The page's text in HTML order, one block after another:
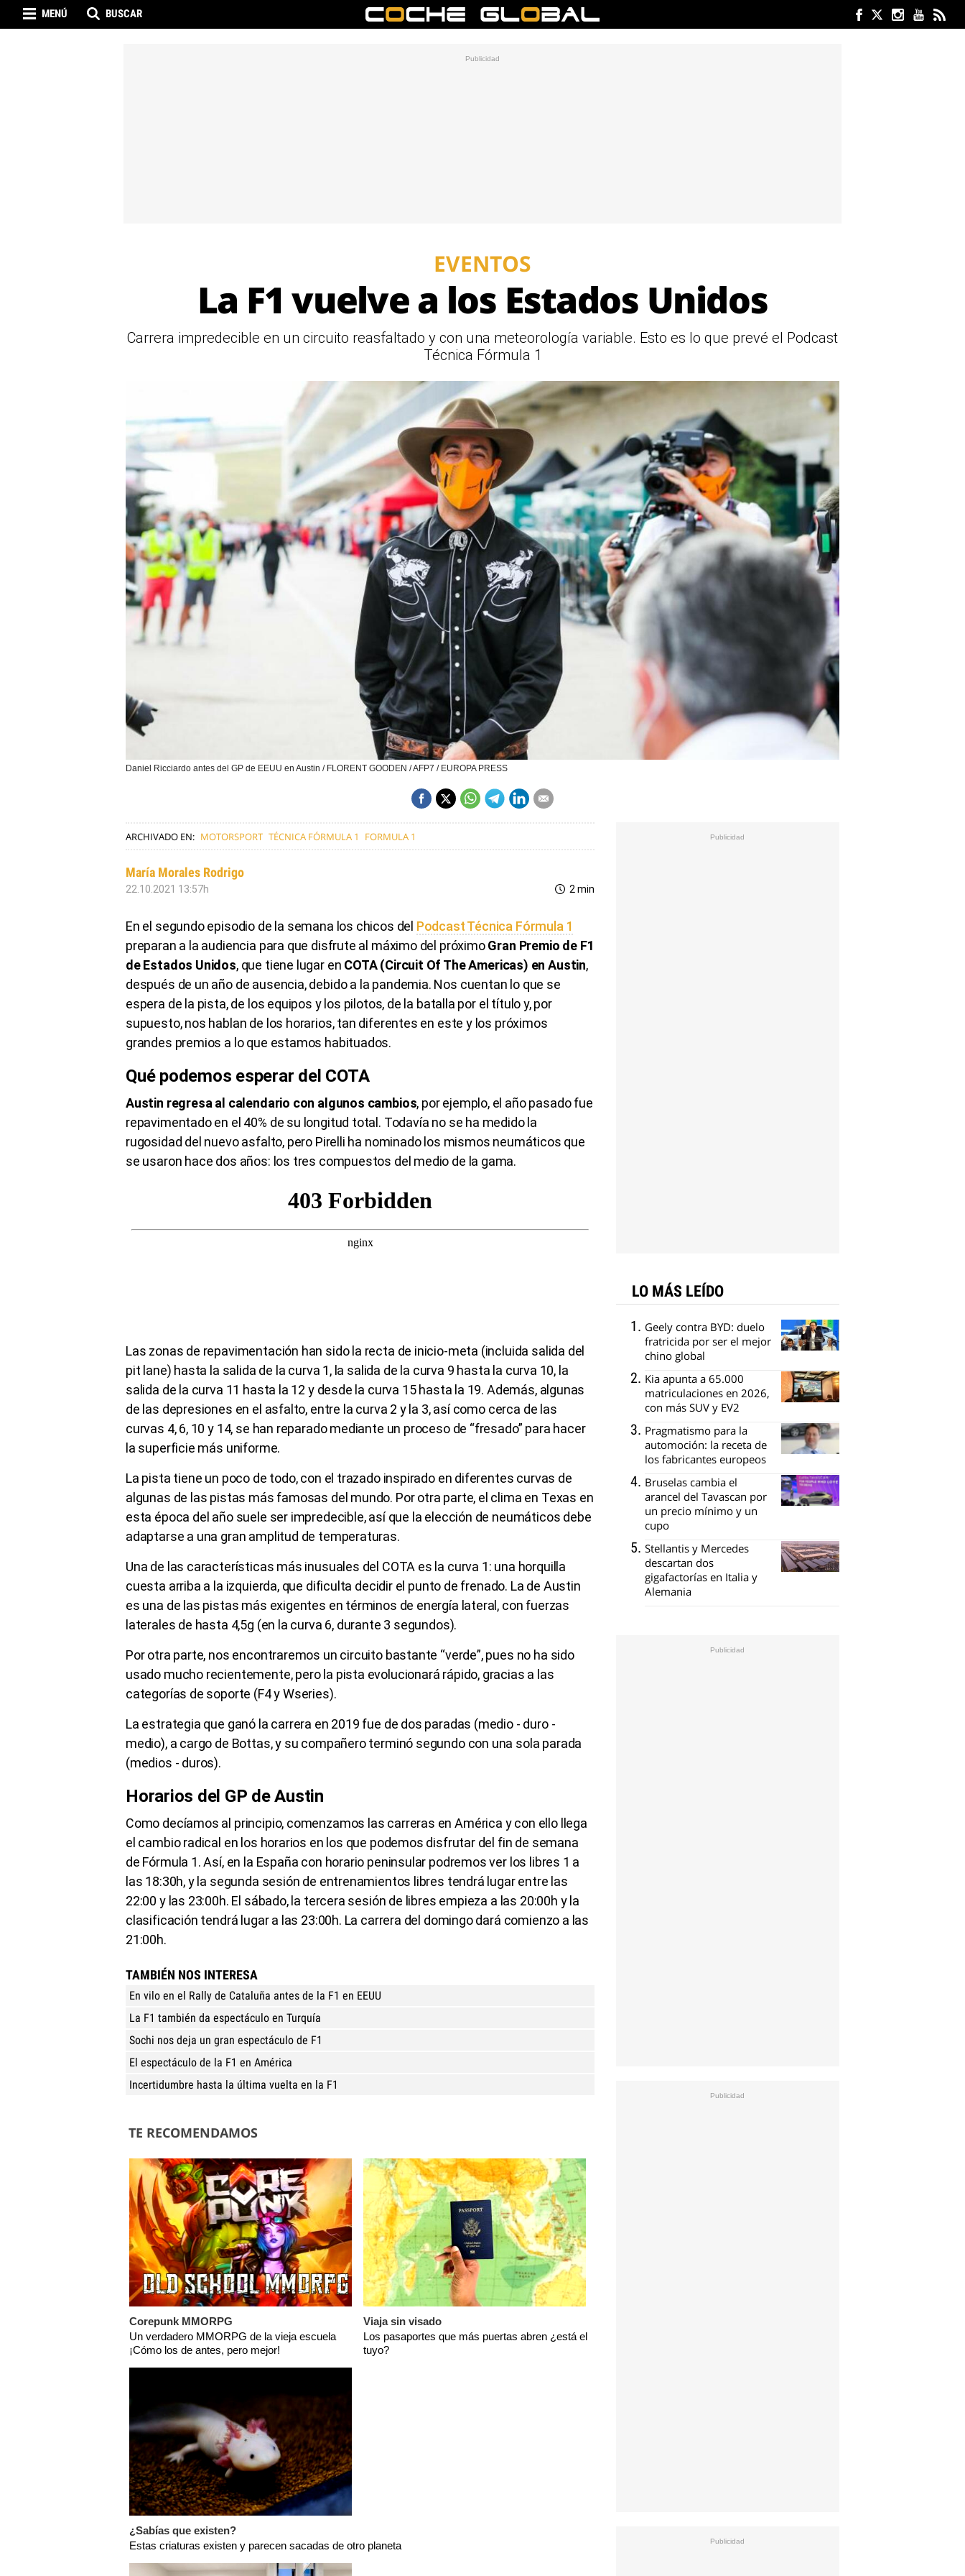
MENÚ BUSCAR
EVENTOS
La F1 vuelve a los Estados Unidos
Carrera impredecible en un circuito reasfaltado y con una meteorología variable. Esto es lo que prevé el Podcast
Técnica Fórmula 1
Daniel Ricciardo antes del GP de EEUU en Austin / FLORENT GOODEN / AFP7 / EUROPA PRESS
ARCHIVADO EN: MOTORSPORT TÉCNICA FÓRMULA 1 FORMULA 1
María Morales Rodrigo
22.10.2021 13:57h 2 min
En el segundo episodio de la semana los chicos del Podcast Técnica Fórmula 1
preparan a la audiencia para que disfrute al máximo del próximoGran Premio de F1
de Estados Unidos, que tiene lugar en COTA (Circuit Of The Americas) en Austin,
después de un año de ausencia, debido a la pandemia. Nos cuentan lo que se
espera de la pista, de los equipos y los pilotos, de la batalla por el título y, por
supuesto, nos hablan de los horarios, tan diferentes en este y los próximos
grandes premios a lo que estamos habituados.
Qué podemos esperar del COTA
Austin regresa al calendario con algunos cambios, por ejemplo, el año pasado fue
repavimentado en el 40% de su longitud total. Todavía no se ha medido la
rugosidad del nuevo asfalto, pero Pirelli ha nominado los mismos neumáticos que
se usaron hace dos años: los tres compuestos del medio de la gama.
Las zonas de repavimentación han sido la recta de inicio-meta (incluida salida del
pit lane) hasta la salida de la curva 1, la salida de la curva 9 hasta la curva 10, la
salida de la curva 11 hasta la 12 y desde la curva 15 hasta la 19. Además, algunas
de las depresiones en el asfalto, entre la curva 2 y la 3, así como cerca de las
curvas 4, 6, 10 y 14, se han reparado mediante un proceso de “fresado” para hacer
la superficie más uniforme.
La pista tiene un poco de todo, con el trazado inspirado en diferentes curvas de
algunas de las pistas más famosas del mundo. Por otra parte, el clima en Texas en
esta época del año suele ser impredecible, así que la elección de neumáticos debe
adaptarse a una gran amplitud de temperaturas.
Una de las características más inusuales del COTA es la curva 1: una horquilla
cuesta arriba a la izquierda, que dificulta decidir el punto de frenado. La de Austin
es una de las pistas más exigentes en términos de energía lateral, con fuerzas
laterales de hasta 4,5g (en la curva 6, durante 3 segundos).
Por otra parte, nos encontraremos un circuito bastante “verde”, pues no ha sido
usado mucho recientemente, pero la pista evolucionará rápido, gracias a las
categorías de soporte (F4 y Wseries).
La estrategia que ganó la carrera en 2019 fue de dos paradas (medio - duro -
medio), a cargo de Bottas, y su compañero terminó segundo con una sola parada
(medios - duros).
Horarios del GP de Austin
Como decíamos al principio, comenzamos las carreras en América y con ello llega
el cambio radical en los horarios en los que podemos disfrutar del fin de semana
de Fórmula 1. Así, en la España con horario peninsular podremos ver los libres 1 a
las 18:30h, y la segunda sesión de entrenamientos libres tendrá lugar entre las
22:00 y las 23:00h. El sábado, la tercera sesión de libres empieza a las 20:00h y la
clasificación tendrá lugar a las 23:00h. La carrera del domingo dará comienzo a las
21:00h.
TAMBIÉN NOS INTERESA
En vilo en el Rally de Cataluña antes de la F1 en EEUU
La F1 también da espectáculo en Turquía
Sochi nos deja un gran espectáculo de F1
El espectáculo de la F1 en América
Incertidumbre hasta la última vuelta en la F1
TE RECOMENDAMOS
Corepunk MMORPG
Un verdadero MMORPG de la vieja escuela
¡Cómo los de antes, pero mejor!
Viaja sin visado
Los pasaportes que más puertas abren ¿está el
tuyo?
¿Sabías que existen?
Estas criaturas existen y parecen sacadas de otro planeta
LO MÁS LEÍDO
Geely contra BYD: duelo
fratricida por ser el mejor
chino global
Kia apunta a 65.000
matriculaciones en 2026,
con más SUV y EV2
Pragmatismo para la
automoción: la receta de
los fabricantes europeos
Bruselas cambia el
arancel del Tavascan por
un precio mínimo y un
cupo
Stellantis y Mercedes
descartan dos
gigafactorías en Italia y
Alemania